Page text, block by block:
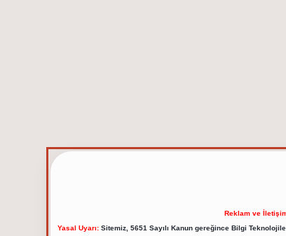
Reklam ve
Yasal Uyarı:Sitemiz, 5651 Sayılı Kanun gereğince Bilgi